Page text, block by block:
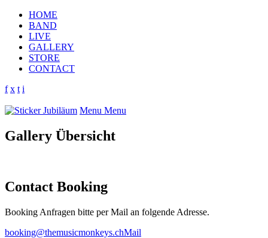
HOME
BAND
LIVE
GALLERY
STORE
CONTACT
f x t i
Menu Menu
Gallery Übersicht
Contact Booking
Booking Anfragen bitte per Mail an folgende Adresse.
booking@themusicmonkeys.chMail